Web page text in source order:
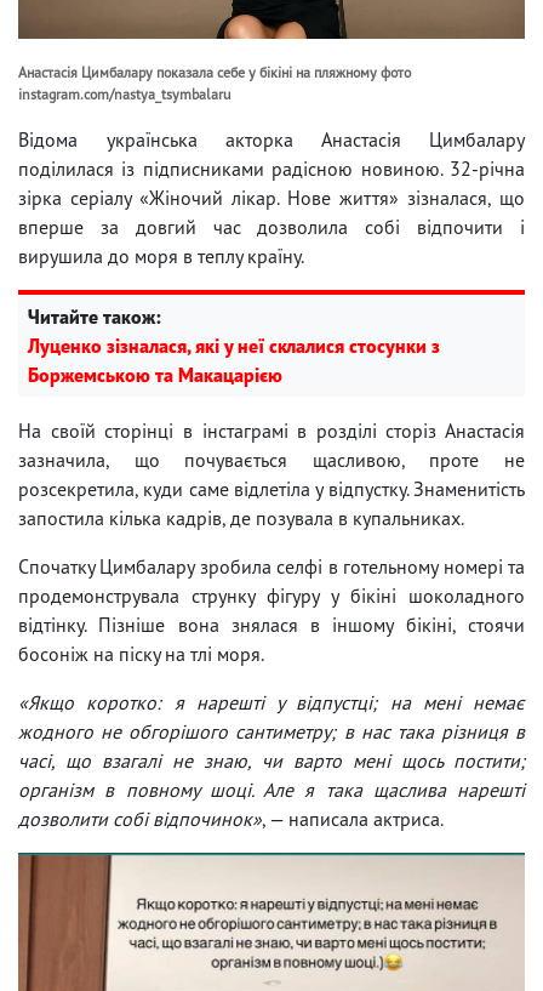
Анастасія Цимбалару показала себе у бікіні на пляжному фото
instagram.com/nastya_tsymbalaru
Відома українська акторка Анастасія Цимбалару
поділилася із підписниками радісною новиною. 32-річна
зірка серіалу «Жіночий лікар. Нове життя» зізналася, що
вперше за довгий час дозволила собі відпочити і
вирушила до моря в теплу країну.
Читайте також:
Луценко зізналася, які у неї склалися стосунки з
Боржемською та Макацарією
На своїй сторінці в інстаграмі в розділі сторіз Анастасія
зазначила, що почувається щасливою, проте не
розсекретила, куди саме відлетіла у відпустку. Знаменитість
запостила кілька кадрів, де позувала в купальниках.
Спочатку Цимбалару зробила селфі в готельному номері та
продемонструвала струнку фігуру у бікіні шоколадного
відтінку. Пізніше вона знялася в іншому бікіні, стоячи
босоніж на піску на тлі моря.
«Якщо коротко: я нарешті у відпустці; на мені немає
жодного не обгорішого сантиметру; в нас така різниця в
часі, що взагалі не знаю, чи варто мені щось постити;
організм в повному шоці. Але я така щаслива нарешті
дозволити собі відпочинок», — написала актриса.